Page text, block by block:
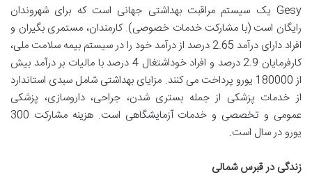
Gesy یک سیستم مراقبت بهداشتی جهانی است که برای شهروندان
رایگان است (با مشارکت خدمات خصوصی). کارمندان، مستمری بگیران و
افراد دارای درآمد 2.65 درصد از درآمد خود را در سیستم بیمه سلامت ملی،
کارفرمایان 2.9 درصد و افراد خوداشتغال 4 درصد با مالیات بر درآمد بیش
از 180000 یورو پرداخت می کنند. مزایای بهداشتی شامل سبدی استاندارد
از خدمات پزشکی از جمله بستری شدن، جراحی، داروسازی، پزشکی
عمومی و تخصصی و خدمات آزمایشگاهی است. هزینه مشارکت 300
یورو در سال است.
زندگی در قبرس شمالی